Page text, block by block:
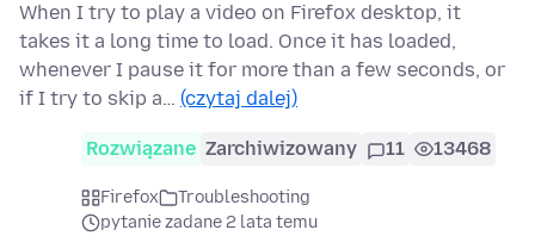
When I try to play a video on Firefox desktop, it
takes it a long time to load. Once it has loaded,
whenever I pause it for more than a few seconds, or
if I try to skip a… (czytaj dalej)
Rozwiązane Zarchiwizowany 11 13468
Firefox
Troubleshooting
pytanie zadane 2 lata temu